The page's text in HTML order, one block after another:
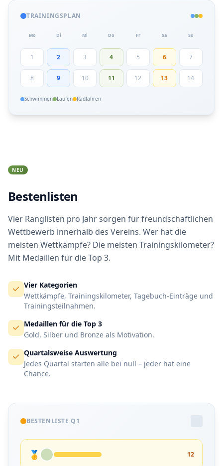
TRAININGSPLAN
Mo Di Mi Do Fr Sa So
1 2 3 4 5 6 7
8 9 10 11 12 13 14
Schwimmen Laufen Radfahren
NEU
Bestenlisten
Vier Ranglisten pro Jahr sorgen für freundschaftlichen
Wettbewerb innerhalb des Vereins. Wer hat die
meisten Wettkämpfe? Die meisten Trainingskilometer?
Mit Medaillen für die Top 3.
Vier Kategorien
Wettkämpfe, Trainingskilometer, Tagebuch-Einträge und
Trainingsteilnahmen.
Medaillen für die Top 3
Gold, Silber und Bronze als Motivation.
Quartalsweise Auswertung
Jedes Quartal starten alle bei null – jeder hat eine
Chance.
BESTENLISTE Q1
🥇 12